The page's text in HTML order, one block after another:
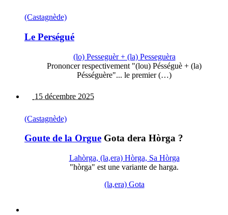
(Castagnède)
Le Perségué
(lo) Pesseguèr + (la) Pesseguèra
Prononcer respectivement "(lou) Pésséguè + (la)
Pésséguère"... le premier (…)
15 décembre 2025
(Castagnède)
Goute de la Orgue Gota dera Hòrga ?
Lahòrga, (la,era) Hòrga, Sa Hòrga
"hòrga" est une variante de harga.
(la,era) Gota